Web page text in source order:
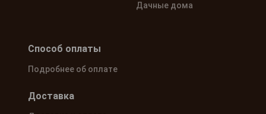
Дачные дома
Способ оплаты
Подробнее об оплате
Доставка